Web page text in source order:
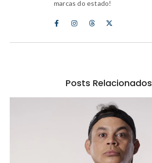
marcas do estado!
Posts Relacionados